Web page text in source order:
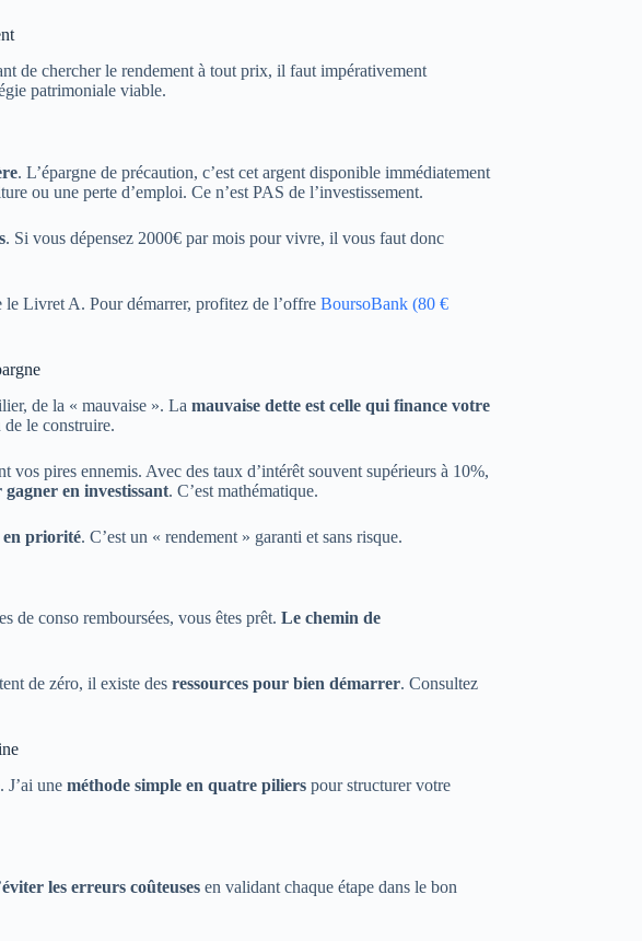
de chercher le rendement à tout prix, il faut impérativement
patrimoniale viable.
. L’épargne de précaution, c’est cet argent disponible immédiatement
ou une perte d’emploi. Ce n’est PAS de l’investissement.
. Si vous dépensez 2000€ par mois pour vivre, il vous faut donc
Livret A. Pour démarrer, profitez de l’offre BoursoBank (80 €
de la « mauvaise ». La mauvaise dette est celle qui finance votre
le construire.
vos pires ennemis. Avec des taux d’intérêt souvent supérieurs à 10%,
en investissant. C’est mathématique.
en priorité. C’est un « rendement » garanti et sans risque.
de conso remboursées, vous êtes prêt. Le chemin de
de zéro, il existe des ressources pour bien démarrer. Consultez
J’ai une méthode simple en quatre pilierspour structurer votre
éviter les erreurs coûteusesen validant chaque étape dans le bon